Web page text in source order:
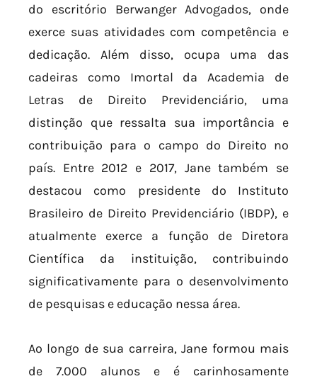
do escritório Berwanger Advogados, onde
exerce suas atividades com competência e
dedicação. Além disso, ocupa uma das
cadeiras como Imortal da Academia de
Letras de Direito Previdenciário, uma
distinção que ressalta sua importância e
contribuição para o campo do Direito no
país. Entre 2012 e 2017, Jane também se
destacou como presidente do Instituto
Brasileiro de Direito Previdenciário (IBDP), e
atualmente exerce a função de Diretora
Científica da instituição, contribuindo
significativamente para o desenvolvimento
de pesquisas e educação nessa área.
Ao longo de sua carreira, Jane formou mais
de 7.000 alunos e é carinhosamente